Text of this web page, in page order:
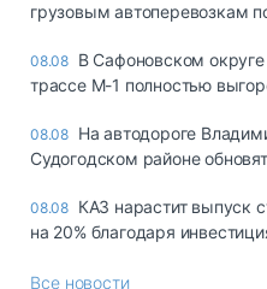
грузовым автоперевозкам
08.08 В Сафоновском
трассе М-1 полностью
08.08 На автодороге
Судогодском районе
08.08 КАЗ нарастит выпуск
на 20% благодаря
Все новости